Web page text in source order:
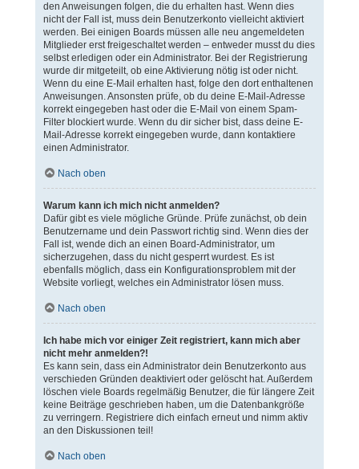
den Anweisungen folgen, die du erhalten hast. Wenn dies
nicht der Fall ist, muss dein Benutzerkonto vielleicht aktiviert
werden. Bei einigen Boards müssen alle neu angemeldeten
Mitglieder erst freigeschaltet werden – entweder musst du dies
selbst erledigen oder ein Administrator. Bei der Registrierung
wurde dir mitgeteilt, ob eine Aktivierung nötig ist oder nicht.
Wenn du eine E-Mail erhalten hast, folge den dort enthaltenen
Anweisungen. Ansonsten prüfe, ob du deine E-Mail-Adresse
korrekt eingegeben hast oder die E-Mail von einem Spam-
Filter blockiert wurde. Wenn du dir sicher bist, dass deine E-
Mail-Adresse korrekt eingegeben wurde, dann kontaktiere
einen Administrator.
Nach oben
Warum kann ich mich nicht anmelden?
Dafür gibt es viele mögliche Gründe. Prüfe zunächst, ob dein
Benutzername und dein Passwort richtig sind. Wenn dies der
Fall ist, wende dich an einen Board-Administrator, um
sicherzugehen, dass du nicht gesperrt wurdest. Es ist
ebenfalls möglich, dass ein Konfigurationsproblem mit der
Website vorliegt, welches ein Administrator lösen muss.
Nach oben
Ich habe mich vor einiger Zeit registriert, kann mich aber
nicht mehr anmelden?!
Es kann sein, dass ein Administrator dein Benutzerkonto aus
verschieden Gründen deaktiviert oder gelöscht hat. Außerdem
löschen viele Boards regelmäßig Benutzer, die für längere Zeit
keine Beiträge geschrieben haben, um die Datenbankgröße
zu verringern. Registriere dich einfach erneut und nimm aktiv
an den Diskussionen teil!
Nach oben